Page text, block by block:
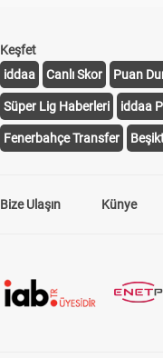
Keşfet
iddaa
Canlı Skor Puan
Süper Lig Haberleri iddaa
Fenerbahçe Transfer
Bize Ulaşın Künye